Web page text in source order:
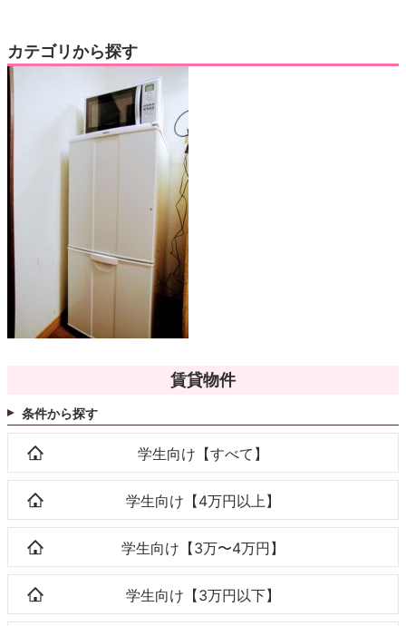
カテゴリから探す
賃貸物件
条件から探す
学生向け【すべて】
学生向け【4万円以上】
学生向け【3万〜4万円】
学生向け【3万円以下】